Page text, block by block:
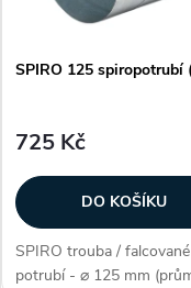
SPIRO 125 spiropotrubí
725 Kč
DO KOŠÍKU
SPIRO trouba / falcované
potrubí - ⌀ 125 mm